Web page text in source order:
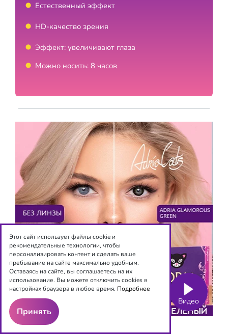
Естественный эффект
HD-качество зрения
Эффект: увеличивают глаза
Можно носить: 8 часов
Видео
Этот сайт использует файлы cookie и
рекомендательные технологии, чтобы
персонализировать контент и сделать ваше
пребывание на сайте максимально удобным.
Оставаясь на сайте, вы соглашаетесь на их
использование. Вы можете отключить cookies в
настройках браузера в любое время. Подробнее
Принять